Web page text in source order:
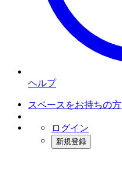
ヘルプ
スペースをお持ちの方
ログイン
新規登録